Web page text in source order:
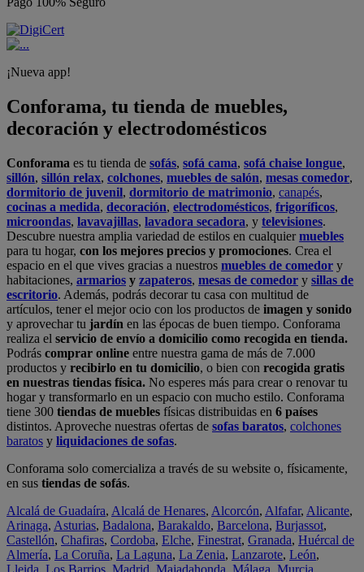
Descubre nuestra amplia variedad de estilos en cualquier
para tu hogar,
espacio en el que vives gracias a nuestros
habitaciones,
escritorio. Además, podrás decorar tu casa con multitud de
artículos, tener el mejor ocio con los productos de
y aprovechar tu
en las épocas de buen tiempo. Conforama
realiza elservicio de envío a domicilio como recogida en tienda.
Podráscomprar onlineentre nuestra gama de más de 7.000
recibirlo en tu domicilio
No esperes más para crear o renovar tu
hogar y transformarlo en un espacio con mucho estilo. Conforama
tiene 300tiendas de mueblesfísicas distribuidas en6 países
distintos. Aproveche nuestras ofertas desofas baratos,colchones
baratosyliquidaciones de sofas.
Conforama solo comercializa a través de su website o, físicamente,
en sus tiendas de sofás.
Alcalá de Guadaíra,Alcalá de Henares,Alcorcón,Alfafar ,Alicante,
Arinaga,Asturias,Badalona,Barakaldo,Barcelona,Burjassot
Castellón ,Chafiras,Cordoba,Elche ,Finestrat, Granada,Huércal de
Almería,La Coruña,La Laguna,La Zenia,Lanzarote ,León,
Lleida,Los Barrios,Madrid, Majadahonda,Málaga,Murcia,
Orotava,Palma, Pamplona,Rivas,Sabadell ,Sagunto, Salt, Girona
San Sebastian,Sant Boi, Santander,Santiago de Compostela,
Sevilla,Tamaraceite,Terrassa, Viana,Vilanova i la Geltrú,Zaragoza
Ver más >>
© Conforama Términos y Condiciones Política de privacidad
Política de cookies Configuración de Cookies